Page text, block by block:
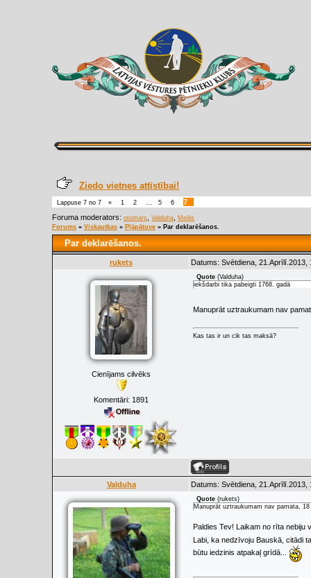
Ziedo vietnes attīstībai!
Lappuse 7 no 7 « 1 2 … 5 6
7
Foruma moderators: otomars Valduha
Meilis
Forums » Viskautkas » Pļāpātuve » Par deklarēšanos.
Par deklarēšanos.
rukets Datums: Svētdiena, 21.Aprīlī.2013,
Cienījams cilvēks
Komentāri: 1891
Quote (Valduha)
iekšdarbi tika pabeigti 1768. gadā
Manuprāt uztraukumam nav
Kas tas ir un cik tas maksā?
Valduha Datums: Svētdiena,
Quote (rukets)
Manuprāt uztraukumam nav pamata,
Paldies Tev! Laikam no rīta nebiju
Labi, ka nedzīvoju Bauskā, citādi
būtu iedzinis atpakaļ grīdā...